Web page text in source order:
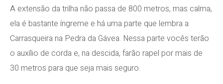
A extensão da trilha não passa de 800 metros, mas calma,
ela é bastante íngreme e há uma parte que lembra a
Carrasqueira na Pedra da Gávea. Nessa parte vocês terão
o auxílio de corda e, na descida, farão rapel por mais de
30 metros para que seja mais seguro.